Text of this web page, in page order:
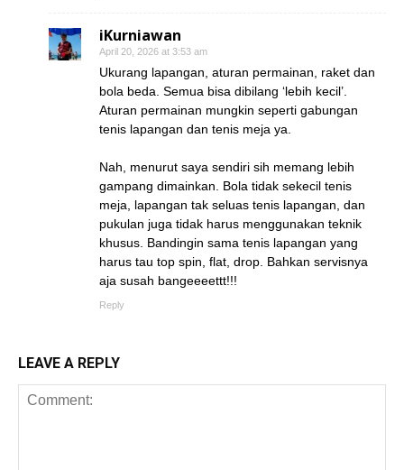
iKurniawan
April 20, 2026 at 3:53 am
Ukurang lapangan, aturan permainan, raket dan
bola beda. Semua bisa dibilang ‘lebih kecil’.
Aturan permainan mungkin seperti gabungan
tenis lapangan dan tenis meja ya.
Nah, menurut saya sendiri sih memang lebih
gampang dimainkan. Bola tidak sekecil tenis
meja, lapangan tak seluas tenis lapangan, dan
pukulan juga tidak harus menggunakan teknik
khusus. Bandingin sama tenis lapangan yang
harus tau top spin, flat, drop. Bahkan servisnya
aja susah bangeeeettt!!!
Reply
LEAVE A REPLY